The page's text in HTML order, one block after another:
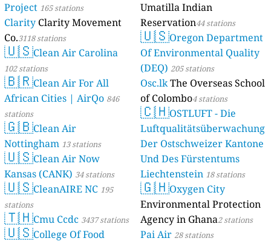
Project 165 stations
Clarity Clarity Movement
Co.3118 stations
🇺🇸Clean Air Carolina
102 stations
🇧🇷Clean Air For All
African Cities | AirQo 846
stations
🇬🇧Clean Air
Nottingham 13 stations
🇺🇸Clean Air Now
Kansas (CANK) 34 stations
🇺🇸CleanAIRE NC 195
stations
🇹🇭Cmu Ccdc 3437 stations
🇺🇸College Of Food
Umatilla Indian
Reservation44 stations
🇺🇸Oregon Department
Of Environmental Quality
(DEQ) 205 stations
Osc.lkThe Overseas School
of Colombo4 stations
🇨🇭OSTLUFT - Die
Luftqualitätsüberwachung
Der Ostschweizer Kantone
Und Des Fürstentums
Liechtenstein 18 stations
🇬🇭Oxygen City
Environmental Protection
Agency in Ghana2 stations
Pai Air 28 stations